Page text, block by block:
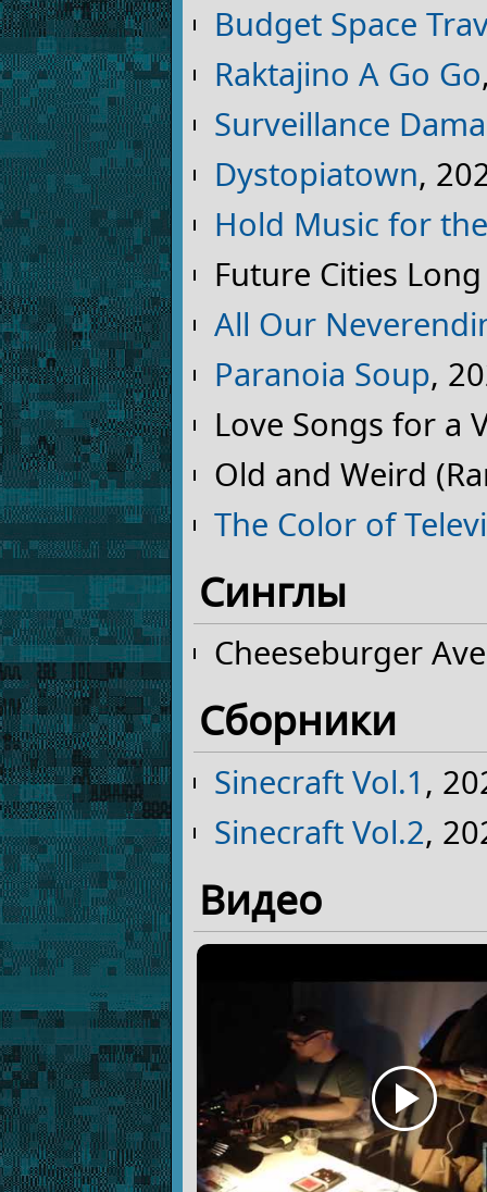
Budget Space
Raktajino A Go Go
Surveillance
Dystopiatown,
Hold Music for
Future Cities
All Our
Paranoia Soup,
Love Songs for a
Old and Weird
The Color of
Синглы
Cheeseburger
Сборники
Sinecraft Vol.1 ,
Sinecraft Vol.2,
Видео